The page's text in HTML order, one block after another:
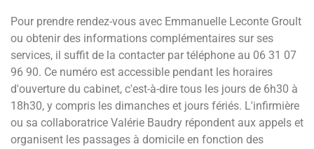
Pour prendre rendez-vous avec Emmanuelle Leconte Groult
ou obtenir des informations complémentaires sur ses
services, il suffit de la contacter par téléphone au 06 31 07
96 90. Ce numéro est accessible pendant les horaires
d'ouverture du cabinet, c'est-à-dire tous les jours de 6h30 à
18h30, y compris les dimanches et jours fériés. L'infirmière
ou sa collaboratrice Valérie Baudry répondent aux appels et
organisent les passages à domicile en fonction des